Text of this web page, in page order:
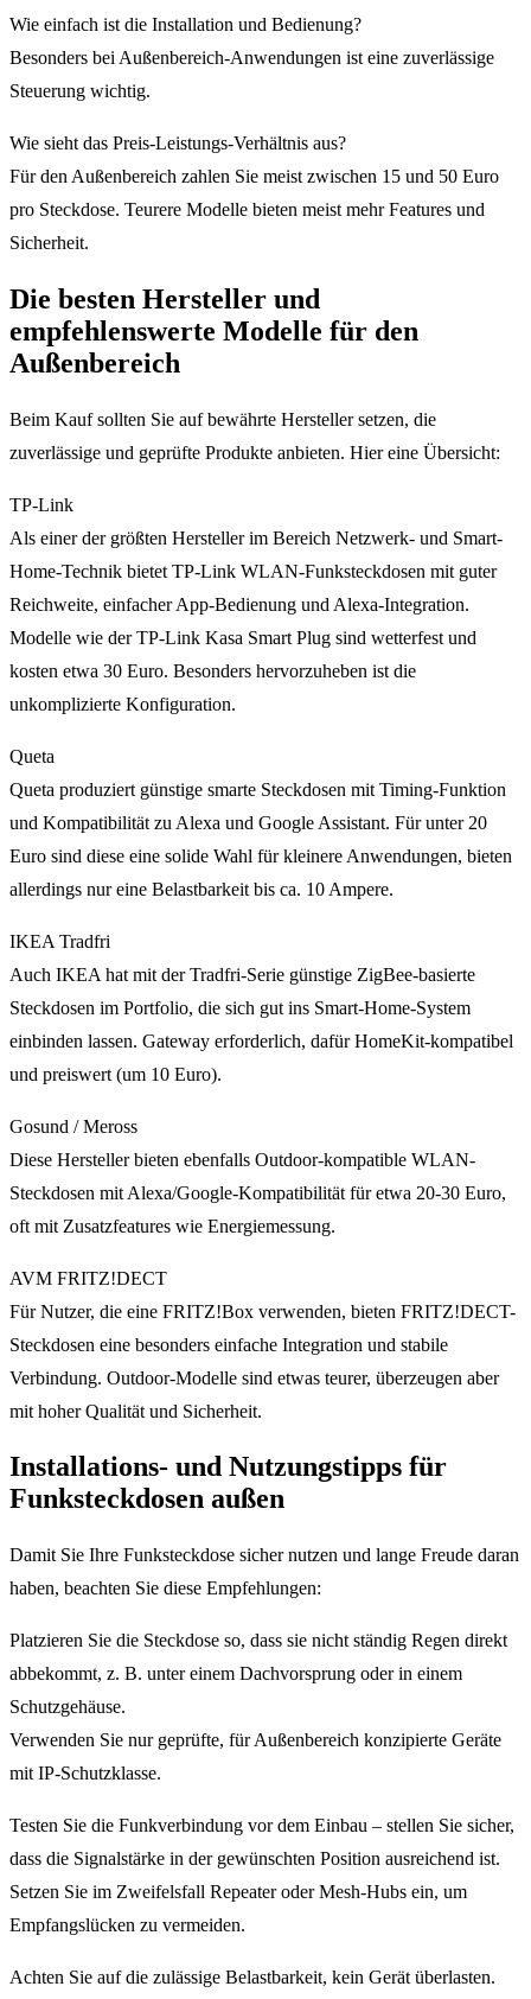
Wie einfach ist die Installation und Bedienung?
Besonders bei Außenbereich-Anwendungen ist eine zuverlässige
Steuerung wichtig.
Wie sieht das Preis-Leistungs-Verhältnis aus?
Für den Außenbereich zahlen Sie meist zwischen 15 und 50 Euro
pro Steckdose. Teurere Modelle bieten meist mehr Features und
Sicherheit.
Die besten Hersteller und
empfehlenswerte Modelle für den
Außenbereich
Beim Kauf sollten Sie auf bewährte Hersteller setzen, die
zuverlässige und geprüfte Produkte anbieten. Hier eine Übersicht:
TP-Link
Als einer der größten Hersteller im Bereich Netzwerk- und Smart-
Home-Technik bietet TP-Link WLAN-Funksteckdosen mit guter
Reichweite, einfacher App-Bedienung und Alexa-Integration.
Modelle wie der TP-Link Kasa Smart Plug sind wetterfest und
kosten etwa 30 Euro. Besonders hervorzuheben ist die
unkomplizierte Konfiguration.
Queta
Queta produziert günstige smarte Steckdosen mit Timing-Funktion
und Kompatibilität zu Alexa und Google Assistant. Für unter 20
Euro sind diese eine solide Wahl für kleinere Anwendungen, bieten
allerdings nur eine Belastbarkeit bis ca. 10 Ampere.
IKEA Tradfri
Auch IKEA hat mit der Tradfri-Serie günstige ZigBee-basierte
Steckdosen im Portfolio, die sich gut ins Smart-Home-System
einbinden lassen. Gateway erforderlich, dafür HomeKit-kompatibel
und preiswert (um 10 Euro).
Gosund / Meross
Diese Hersteller bieten ebenfalls Outdoor-kompatible WLAN-
Steckdosen mit Alexa/Google-Kompatibilität für etwa 20-30 Euro,
oft mit Zusatzfeatures wie Energiemessung.
AVM FRITZ!DECT
Für Nutzer, die eine FRITZ!Box verwenden, bieten FRITZ!DECT-
Steckdosen eine besonders einfache Integration und stabile
Verbindung. Outdoor-Modelle sind etwas teurer, überzeugen aber
mit hoher Qualität und Sicherheit.
Installations- und Nutzungstipps für
Funksteckdosen außen
Damit Sie Ihre Funksteckdose sicher nutzen und lange Freude daran
haben, beachten Sie diese Empfehlungen:
Platzieren Sie die Steckdose so, dass sie nicht ständig Regen direkt
abbekommt, z. B. unter einem Dachvorsprung oder in einem
Schutzgehäuse.
Verwenden Sie nur geprüfte, für Außenbereich konzipierte Geräte
mit IP-Schutzklasse.
Testen Sie die Funkverbindung vor dem Einbau – stellen Sie sicher,
dass die Signalstärke in der gewünschten Position ausreichend ist.
Setzen Sie im Zweifelsfall Repeater oder Mesh-Hubs ein, um
Empfangslücken zu vermeiden.
Achten Sie auf die zulässige Belastbarkeit, kein Gerät überlasten.